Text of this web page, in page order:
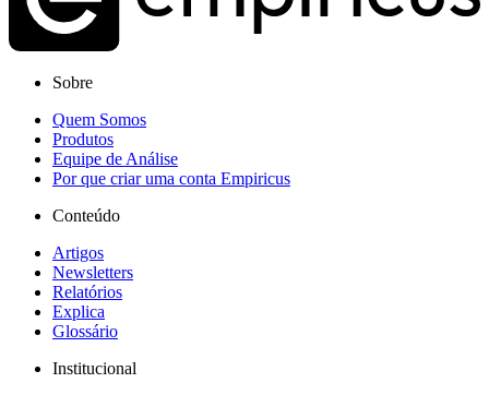
Sobre
Quem Somos
Produtos
Equipe de Análise
Por que criar uma conta Empiricus
Conteúdo
Artigos
Newsletters
Relatórios
Explica
Glossário
Institucional